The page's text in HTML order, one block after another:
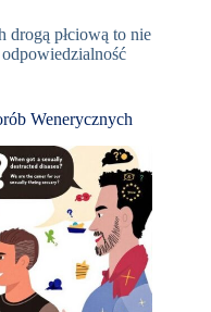
drogą płciową to nie
Wenerycznych